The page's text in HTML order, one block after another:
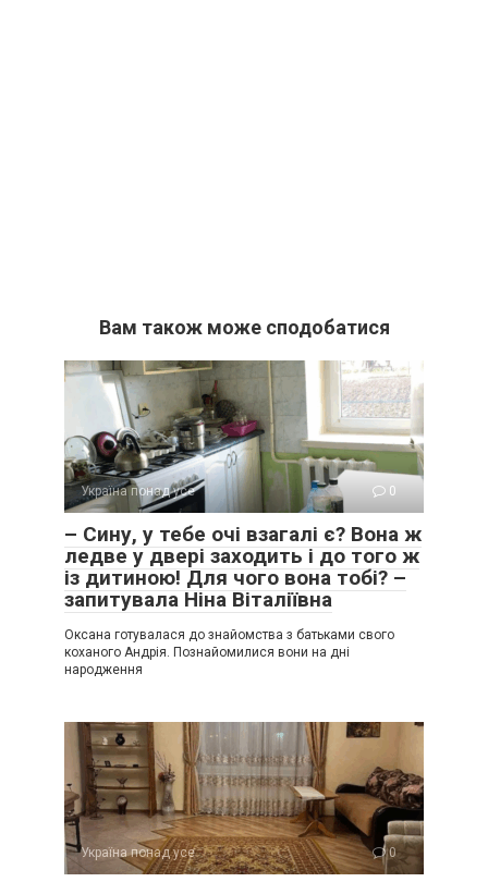
Вам також може сподобатися
Україна понад усе 0
– Сину, у тебе очі взагалі є? Вона ж
ледве у двері заходить і до того ж
із дитиною! Для чого вона тобі? –
запитувала Ніна Віталіївна
Оксана готувалася до знайомства з батьками свого
коханого Андрія. Познайомилися вони на дні
народження
Україна понад усе 0